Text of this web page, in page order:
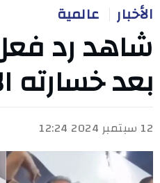
الأخبار عالمية
شاهد رد
بعد خسارته
12 سبتمبر 2024 12:24